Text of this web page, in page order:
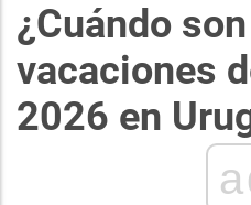
¿Cuándo
vacaciones
2026 en